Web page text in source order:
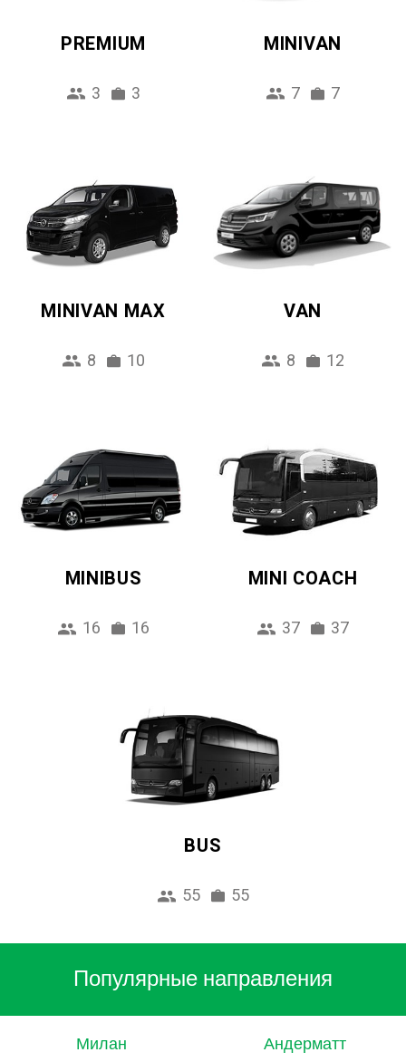
PREMIUM
3 3
MINIVAN
7 7
MINIVAN MAX
8 10
VAN
8 12
MINIBUS
16 16
MINI COACH
37 37
BUS
55 55
Популярные направления
Милан
Андерматт